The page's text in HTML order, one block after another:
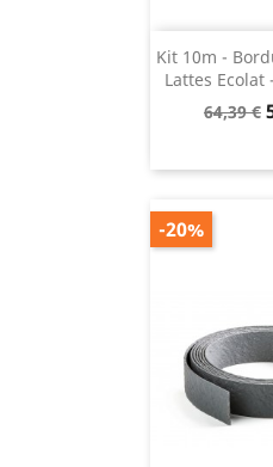
Kit 10m -
Lattes Ecolat
Prix
64,39 €
-20%